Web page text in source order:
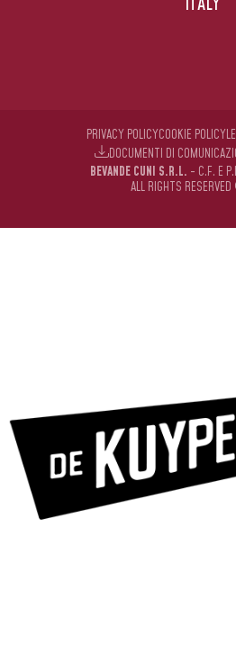
BEVANDE CUNI S.R.L. - C.F. E
ALL RIGHTS
PRIVACY POLICYCOOKIE POLICY
DOCUMENTI DI